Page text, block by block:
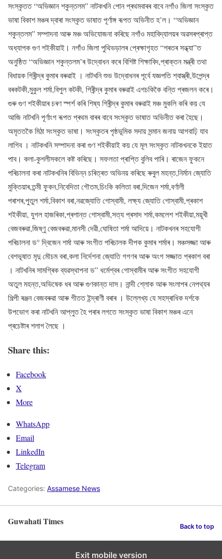
সংস্কৃতত “অভিজ্ঞান শকুন্তলম” নাটকখনি পোন প্ৰথমবাৰৰ বাবে নগাঁও জিলা সংস্কৃত
ভাষা বিকাশ মঞ্চৰ দ্বাৰা সংস্কৃত ভাষাত পূৰ্ণাঙ্গ ৰূপত অভিনীত হ’ল। “অভিজ্ঞান
শকুন্তলম” সম্পাদনা আৰু মঞ্চ অভিযোজনা কৰিছে নগাঁও মহাবিদ্যালয়ৰ অৱসৰপ্ৰাপ্ত
অধ্যাপক গুণ শইকীয়াই। নগাঁও জিলা পুথিভড়ালৰ প্ৰেক্ষাগৃহত “শৰতৰ সন্ধ্যা”ত
অনুষ্ঠিত “অভিজ্ঞান শকুন্তলম’ৰ উদ্বোধন কৰে বিশিষ্ট শিক্ষাবিদ,প্ৰাক্তন মন্ত্ৰী তথা
বিধায়ক গিৰীন্দ্ৰ কুমাৰ বৰুৱাই । নাটখনি শুভ উদ্বোধনৰ পূৰ্বে যজ্ঞপতি শ্বাস্ত্ৰী,উপেন্দ্ৰ
বৰকটকী,মুকুল শৰ্মা,বিপুল কটকী, গিৰীন্দ্ৰ কুমাৰ বৰুৱাই এগচকিকৈ বন্তি প্ৰজলন কৰে।
গুৰু গুণ শইকীয়াৰ চৰণ স্পৰ্শ কৰি শিষ্য গিৰীন্দ্ৰ কুমাৰ বৰুৱাই মঞ্চ মুকলি কৰি কয় যে
আজি নাটখনি পূৰ্ণাংগ ৰূপত প্ৰথম বাৰৰ বাবে সংস্কৃত ভাষাত অভিনীত কৰা হৈছে।
অমৃততকৈ মিঠা সংস্কৃত ভাষা। সংস্কৃতৰ পৃষ্ঠভূমিক সদায় সন্মান জনায় আগবাঢ়ি যাব
লাগিব । নাটকখনি সম্পাদনা কৰা গুণ শইকীয়াই কয় যে মূল সংস্কৃত নাটকখনকে ইয়াত
পাব। কলা-কুশলীসকলে কষ্ট কৰিছে। সফলতা প্ৰাপ্তি বুলিব পাৰি। ৰাজেন ফুকনে
পৰিচালনা কৰা নাটকখনিৰ বিভিন্ন চৰিত্ৰত অভিনয় কৰিছে ৰুবুল মহন্ত,নিৰ্মান জ্যোতি
মুক্তিয়াৰ,তন্মী ফুকন,নিবেদিতা গৌতম,চিংকি কলিতা বৰা,দিজেন শৰ্মা,বৰ্ণালী
পৰাশৰ,পুতুল শৰ্মা,বিকাশ বৰা,নৱজ্যোতি গোস্বামী, লক্ষ্য জ্যোতি গোস্বামী,প্ৰকাশ
শইকীয়া, যুগল হাজৰিকা,প্ৰশান্ত গোস্বামী,সত্য প্ৰসাদ শৰ্মা,কমলেশ শইকীয়া,ময়ূখী
বেজবৰুৱা,জিষ্ণু বেজবৰুৱা,মানসী দেৱী,ঘোষিতা শৰ্মা আদিয়ে। নাটকখনৰ সহযোগী
পৰিচালনা ড° দ্বিজেন শৰ্মা আৰু সংগীত পৰিচালক দীপক কুমাৰ শৰ্মাৰ। মঞ্চসজ্জা আৰু
বেশভূষাত মৃদু মৌচম বৰা,কলা নিৰ্দেশনা জ্যোতি গগণৰ আৰু অংগ সজ্জাত প্ৰকাশ বৰা
। নাটখনিৰ সামগ্ৰিক ব্যৱস্থাপনা ড” ধৰ্মেশ্বৰ গোস্বামীৰ আৰু সংগীত সহযোগী
অতুল মহন্ত,অভিষেক ধৰ আৰু গুণকান্ত দাস। নান্দী শ্লোক আৰু সংলাপৰ নেপথ্যৰ
শিল্পী ৰঞ্জন বেজবৰুৱা আৰু গীতত ইন্দ্ৰাণী বৰাৰ । উল্লেখ্য যে সহস্ৰাধিক দৰ্শকে
উপভোগ কৰা নাটখনি আপ্লুত হৈ পৰাৰ লগতে সংস্কৃত ভাষা বিকাশ মঞ্চৰ এনে
প্ৰচেষ্টাৰ শলাগ লৈছে ।
Share this:
Facebook
X
More
WhatsApp
Email
LinkedIn
Telegram
Categories: Assamese News
Guwahati Times Back to top
Exit mobile version